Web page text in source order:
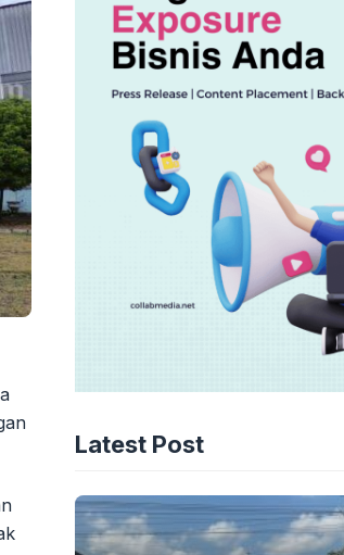
Latest Post